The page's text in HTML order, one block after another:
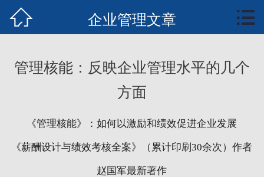
知识中心
 企业管理文章 
管理核能：反映企业管理水平的几个
方面
《管理核能》：如何以激励和绩效促进企业发展
《薪酬设计与绩效考核全案》（累计印刷30余次）作者
赵国军最新著作